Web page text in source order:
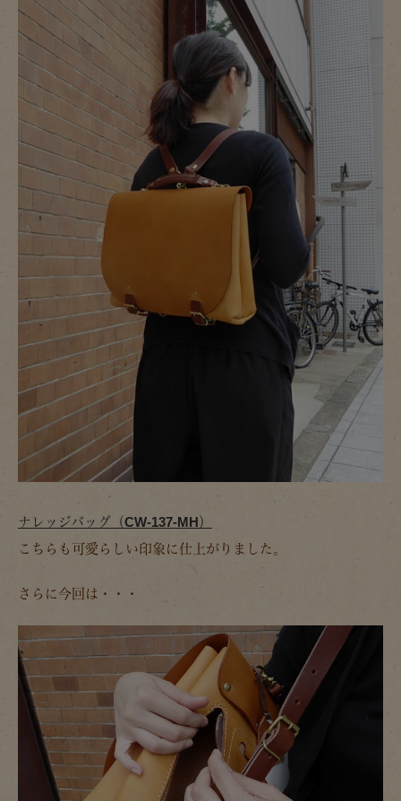
ナレッジバッグ（CW-137-MH）
こちらも可愛らしい印象に仕上がりました。
さらに今回は・・・